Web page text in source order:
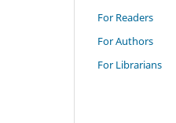
For Readers
For Authors
For Librarians